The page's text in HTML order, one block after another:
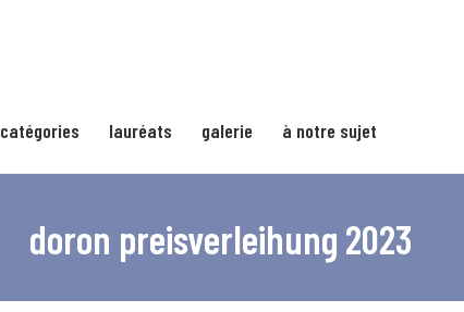
catégories lauréats galerie à notre sujet
doron preisverleihung 2023